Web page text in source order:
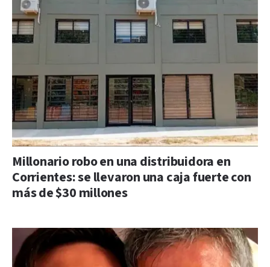
Millonario robo en una distribuidora en
Corrientes: se llevaron una caja fuerte con
más de $30 millones